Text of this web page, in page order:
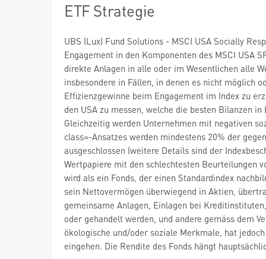
ETF Strategie
UBS (Lux) Fund Solutions - MSCI USA Socially
Engagement in den Komponenten des MSCI USA
direkte Anlagen in alle oder im Wesentlichen alle
insbesondere in Fällen, in denen es nicht möglich
Effizienzgewinne beim Engagement im Index zu
den USA zu messen, welche die besten Bilanzen
Gleichzeitig werden Unternehmen mit negativen
class»-Ansatzes werden mindestens 20% der
ausgeschlossen (weitere Details sind der
Wertpapiere mit den schlechtesten Beurteilungen
wird als ein Fonds, der einen Standardindex
sein Nettovermögen überwiegend in Aktien,
gemeinsame Anlagen, Einlagen bei
oder gehandelt werden, und andere gemäss dem
ökologische und/oder soziale Merkmale, hat
eingehen. Die Rendite des Fonds hängt